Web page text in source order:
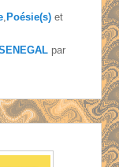
Poésie(s) et
par